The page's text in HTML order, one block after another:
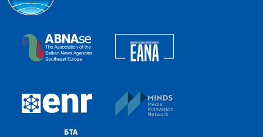
The Assocoation of the Balkan News Agencies
European Newsroom
БТА